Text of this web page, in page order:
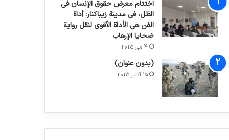
اختتام معرض حقوق الإنسان في
الظل، في مدينة زيباكنار: أداة
الفن هي الأداة الأقوى لنقل رواية
ضحايا الإرهاب
4 می 2025
(بدون عنوان)
15 اکتبر 2025